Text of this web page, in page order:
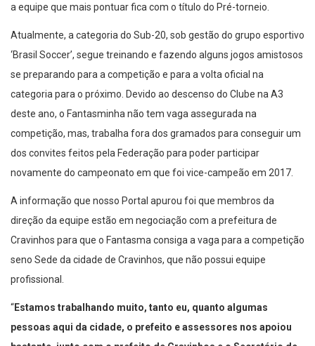
a equipe que mais pontuar fica com o título do Pré-torneio.
Atualmente, a categoria do Sub-20, sob gestão do grupo esportivo
‘Brasil Soccer’, segue treinando e fazendo alguns jogos amistosos
se preparando para a competição e para a volta oficial na
categoria para o próximo. Devido ao descenso do Clube na A3
deste ano, o Fantasminha não tem vaga assegurada na
competição, mas, trabalha fora dos gramados para conseguir um
dos convites feitos pela Federação para poder participar
novamente do campeonato em que foi vice-campeão em 2017.
A informação que nosso Portal apurou foi que membros da
direção da equipe estão em negociação com a prefeitura de
Cravinhos para que o Fantasma consiga a vaga para a competição
seno Sede da cidade de Cravinhos, que não possui equipe
profissional.
Estamos trabalhando muito, tanto eu, quanto algumas
pessoas aqui da cidade, o prefeito e assessores nos apoiou